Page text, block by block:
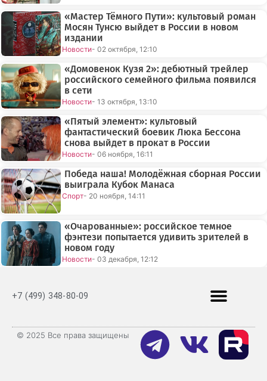
«Мастер Тёмного Пути»: культовый роман
Мосян Тунсю выйдет в России в новом
издании
Новости- 02 октября, 12:10
«Домовенок Кузя 2»: дебютный трейлер
российского семейного фильма появился
в сети
Новости- 13 октября, 13:10
«Пятый элемент»: культовый
фантастический боевик Люка Бессона
снова выйдет в прокат в России
Новости- 06 ноября, 16:11
Победа наша! Молодёжная сборная России
выиграла Кубок Манаса
Спорт- 20 ноября, 14:11
«Очарованные»: российское темное
фэнтези попытается удивить зрителей в
новом году
Новости- 03 декабря, 12:12
+7 (499) 348-80-09
© 2025 Все права защищены